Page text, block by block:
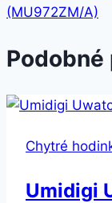
(MU972ZM/A)
Chytré
Umidigi